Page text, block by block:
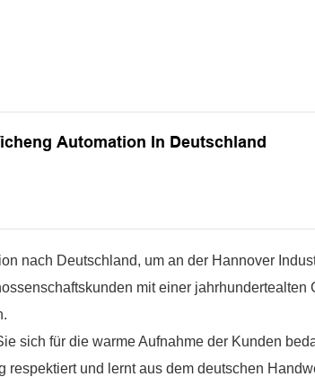
Automation In Deutschland
nach Deutschland, um an der Hannover
mit einer jahrhundertealten
sich für die warme Aufnahme der Kunden
und lernt aus dem deutschen